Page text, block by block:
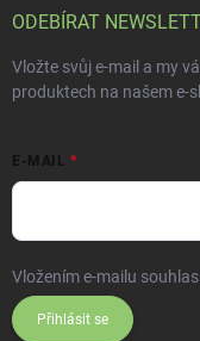
ODEBÍRAT
Vložte svůj e-mail a my
produktech na našem e-
E-MAIL
Vložením e-mailu
Přihlásit se